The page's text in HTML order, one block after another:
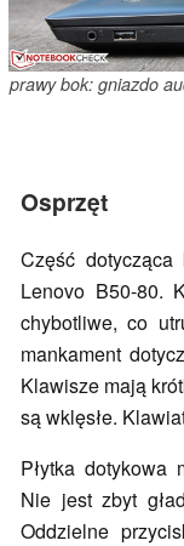
prawy bok: gniazdo
Osprzęt
Część dotycząca
Lenovo B50-80.
chybotliwe, co
mankament
Klawisze mają
są wklęsłe.
Płytka dotykowa
Nie jest zbyt
Oddzielne